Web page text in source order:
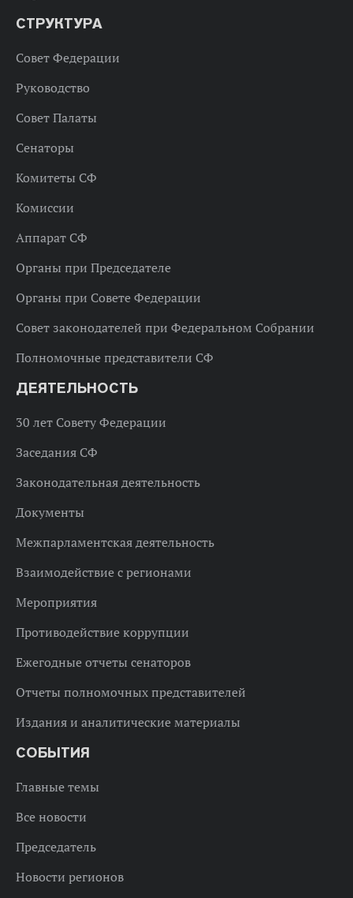
СТРУКТУРА
Совет Федерации
Руководство
Совет Палаты
Сенаторы
Комитеты СФ
Комиссии
Аппарат СФ
Органы при Председателе
Органы при Совете Федерации
Совет законодателей при Федеральном Собрании
Полномочные представители СФ
ДЕЯТЕЛЬНОСТЬ
30 лет Совету Федерации
Заседания СФ
Законодательная деятельность
Документы
Межпарламентская деятельность
Взаимодействие с регионами
Мероприятия
Противодействие коррупции
Ежегодные отчеты сенаторов
Отчеты полномочных представителей
Издания и аналитические материалы
СОБЫТИЯ
Главные темы
Все новости
Председатель
Новости регионов